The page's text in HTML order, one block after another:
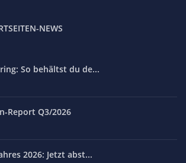
NEWS
So behältst du de...
Report Q3/2026
2026: Jetzt abst...